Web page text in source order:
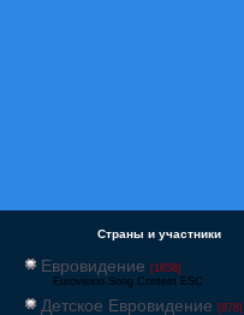
Страны и участники
Евровидение [1858]
Eurovision Song Contest ESC
Детское Евровидение [878]